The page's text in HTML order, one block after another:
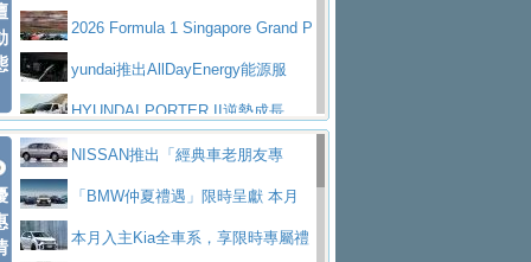
五位成員 全新 RANGE ROVER GT 預告登
場
造型華麗時尚、科技座艙再進化，P
eugeot 208小改款發表上市94.8萬起
／小時
返 1000 Miglia 傳承競速榮耀
法拉利首款純電跑車Luce亮相，最
大馬力超過1000匹並具備530公里最大續航
里程
小車大空間、座艙科技更先進，SK
ODA發表全新純電跨界休旅Eipq祭平民化車
價89萬起
賓士AMG.EA專屬平台首作，Merc
edes-AMG 全新GT 4-Door Coupe全球首發
福斯推出首款GTI純電性能掀背ID.
Polo GTI，擁有226匹馬力和零百加速 6.8
秒的實力
Jaguar 公布四門 GT車款正式車名
為JAGUAR TYPE 01
終於跟上進度，LEXUS發表首款三
o 綜效輸出增至1,048匹
2026 Formula 1 Singapore Grand P
rix 新加坡大獎賽 Audi 極速之旅開放報名
yundai推出AllDayEnergy能源服
務 讓電動車化身行動儲能系統
HYUNDAI PORTER II逆勢成長，
勇奪中型貨車銷售冠軍
父親節霸氣獻禮！PGO 威力125 最
低入手價 $60,900 起 省油ｘ安全ｘ大空間
陪爸爸輕鬆
福斯商旅挺頭家 推出「德系質感 精
算圓夢」專案和運租車榮獲國家品牌玉山獎 以智
NISSAN推出「經典車老朋友專
案」 以匠人精神煥新珍品座駕
「BMW仲夏禮遇」限時呈獻 本月
入主即享尊榮豪華五星假期 多元優購方案
本月入主Kia全車系，享限時專屬禮